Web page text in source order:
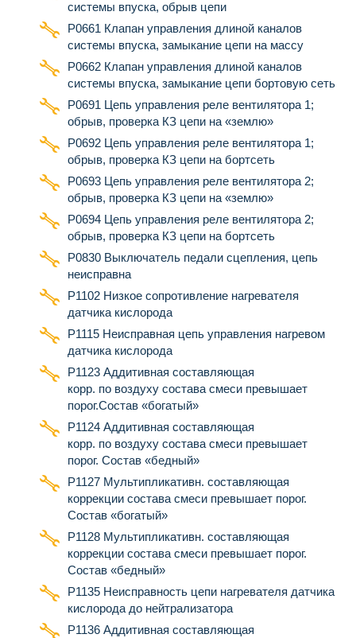
системы впуска, обрыв цепи
P0661 Клапан управления длиной каналов
системы впуска, замыкание цепи на массу
P0662 Клапан управления длиной каналов
системы впуска, замыкание цепи бортовую сеть
Р0691 Цепь управления реле вентилятора 1;
обрыв, проверка КЗ цепи на «землю»
Р0692 Цепь управления реле вентилятора 1;
обрыв, проверка КЗ цепи на бортсеть
Р0693 Цепь управления реле вентилятора 2;
обрыв, проверка КЗ цепи на «землю»
Р0694 Цепь управления реле вентилятора 2;
обрыв, проверка КЗ цепи на бортсеть
P0830 Выключатель педали сцепления, цепь
неисправна
Р1102 Низкое сопротивление нагревателя
датчика кислорода
Р1115 Неисправная цепь управления нагревом
датчика кислорода
Р1123 Аддитивная составляющая
корр. по воздуху состава смеси превышает
порог.Состав «богатый»
Р1124 Аддитивная составляющая
корр. по воздуху состава смеси превышает
порог. Состав «бедный»
Р1127 Мультипликативн. составляющая
коррекции состава смеси превышает порог.
Состав «богатый»
Р1128 Мультипликативн. составляющая
коррекции состава смеси превышает порог.
Состав «бедный»
Р1135 Неисправность цепи нагревателя датчика
кислорода до нейтрализатора
Р1136 Аддитивная составляющая